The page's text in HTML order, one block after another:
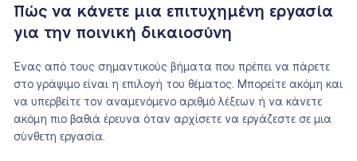
Πώς να κάνετε μια επιτυχημένη εργασία
για την ποινική δικαιοσύνη
Ένας από τους σημαντικούς βήματα που πρέπει να πάρετε
στο γράψιμο είναι η επιλογή του θέματος. Μπορείτε ακόμη και
να υπερβείτε τον αναμενόμενο αριθμό λέξεων ή να κάνετε
ακόμη πιο βαθιά έρευνα όταν αρχίσετε να εργάζεστε σε μια
σύνθετη εργασία.